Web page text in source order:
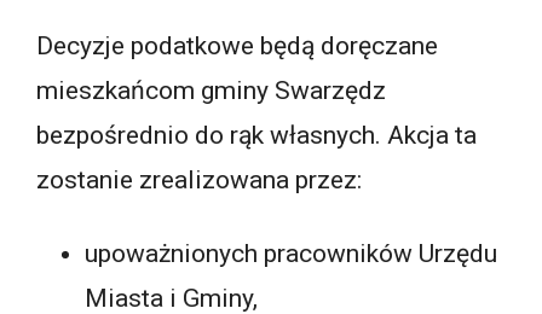
Decyzje podatkowe będą doręczane
mieszkańcom gminy Swarzędz
bezpośrednio do rąk własnych. Akcja ta
zostanie zrealizowana przez:
upoważnionych pracowników Urzędu
Miasta i Gminy,